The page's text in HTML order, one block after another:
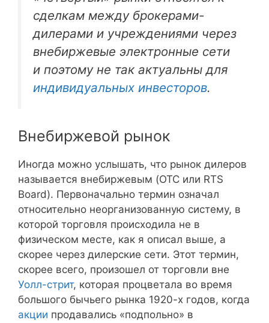
сделкам между брокерами-
дилерами и учреждениями через
внебиржевые электронные сети
и поэтому не так актуальны для
индивидуальных инвесторов.
Внебиржевой рынок
Иногда можно услышать, что рынок дилеров
называется внебиржевым (OTC или RTS
Board). Первоначально термин означал
относительно неорганизованную систему, в
которой торговля происходила не в
физическом месте, как я описал выше, а
скорее через дилерские сети. Этот термин,
скорее всего, произошел от торговли вне
Уолл-стрит, которая процветала во время
большого бычьего рынка 1920-х годов, когда
акции продавались «подпольно» в